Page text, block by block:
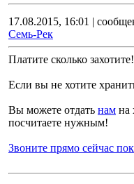
17.08.2015, 16:01 |
Семь-Рек
Платите сколько захотите!
Если вы не хотите
Вы можете отдать нам на
посчитаете нужным!
Звоните прямо сейчас